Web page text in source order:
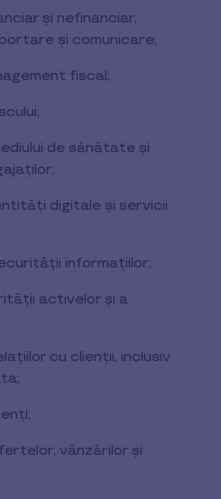
și nefinanciar,
și comunicare;
fiscal;
de sănătate și
digitale și servicii
informațiilor;
activelor și a
cu clienții, inclusiv
vânzărilor și